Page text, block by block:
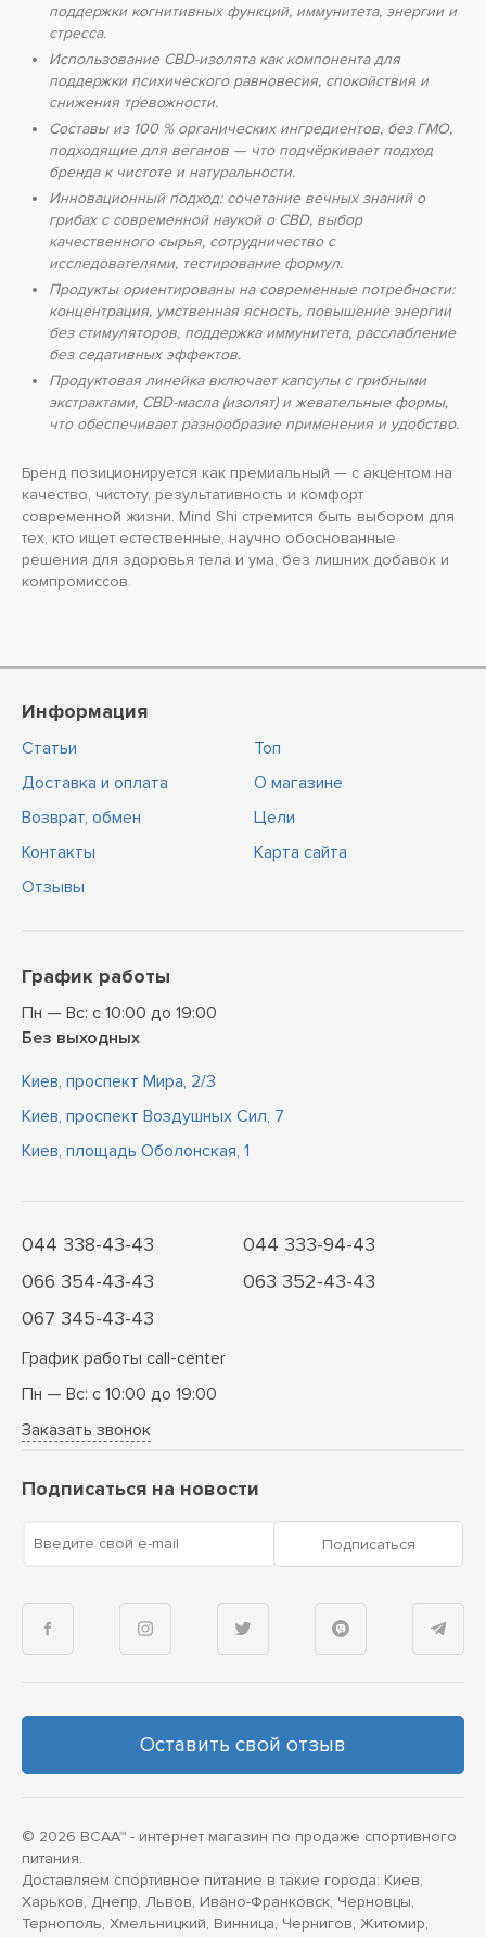
поддержки когнитивных функций, иммунитета, энергии и
стресса.
Использование CBD-изолята как компонента для
поддержки психического равновесия, спокойствия и
снижения тревожности.
Составы из 100 % органических ингредиентов, без ГМО,
подходящие для веганов — что подчёркивает подход
бренда к чистоте и натуральности.
Инновационный подход: сочетание вечных знаний о
грибах с современной наукой о CBD, выбор
качественного сырья, сотрудничество с
исследователями, тестирование формул.
Продукты ориентированы на современные потребности:
концентрация, умственная ясность, повышение энергии
без стимуляторов, поддержка иммунитета, расслабление
без седативных эффектов.
Продуктовая линейка включает капсулы с грибными
экстрактами, CBD-масла (изолят) и жевательные формы,
что обеспечивает разнообразие применения и удобство.
Бренд позиционируется как премиальный — с акцентом на
качество, чистоту, результативность и комфорт
современной жизни. Mind Shi стремится быть выбором для
тех, кто ищет естественные, научно обоснованные
решения для здоровья тела и ума, без лишних добавок и
компромиссов.
Информация
Статьи
Доставка и оплата
Возврат, обмен
Контакты
Отзывы
Топ
О магазине
Цели
Карта сайта
График работы
Пн — Вс: с 10:00 до 19:00
Без выходных
Киев, проспект Мира, 2/3
Киев, проспект Воздушных Сил, 7
Киев, площадь Оболонская, 1
044 338-43-43
044 333-94-43
066 354-43-43
063 352-43-43
067 345-43-43
График работы call-center
Пн — Вс: с 10:00 до 19:00
Заказать звонок
Подписаться на новости
Введите свой e-mail Подписаться
Оставить свой отзыв
© 2026 BCAA™ - интернет магазин по продаже спортивного
питания.
Доставляем спортивное питание в такие города: Киев,
Харьков, Днепр, Львов, Ивано-Франковск, Черновцы,
Тернополь, Хмельницкий, Винница, Чернигов, Житомир,